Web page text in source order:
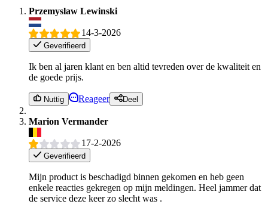
Przemyslaw Lewinski
14-3-2026
Geverifieerd
Ik ben al jaren klant en ben altid tevreden over de kwaliteit en
de goede prijs.
Nuttig Reageer Deel
Marion Vermander
17-2-2026
Geverifieerd
Mijn product is beschadigd binnen gekomen en heb geen
enkele reacties gekregen op mijn meldingen. Heel jammer dat
de service deze keer zo slecht was .